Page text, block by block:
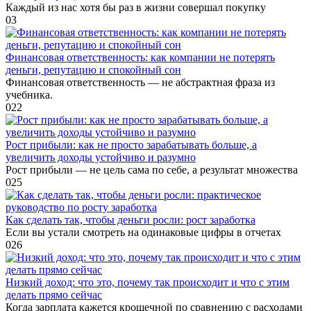
Каждый из нас хотя бы раз в жизни совершал покупку
03
Финансовая ответственность: как компании не потерять
деньги, репутацию и спокойный сон
Финансовая ответственность — не абстрактная фраза из
учебника.
022
Рост прибыли: как не просто зарабатывать больше, а
увеличить доходы устойчиво и разумно
Рост прибыли — не цель сама по себе, а результат множества
025
Как сделать так, чтобы деньги росли: рост заработка
Если вы устали смотреть на одинаковые цифры в отчетах
026
Низкий доход: что это, почему так происходит и что с этим
делать прямо сейчас
Когда зарплата кажется крошечной по сравнению с расходами